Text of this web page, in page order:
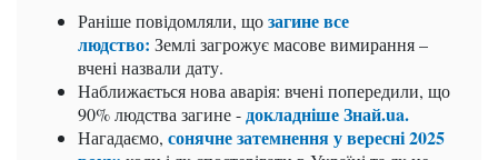
Раніше повідомляли, щозагине все
людство: Землі загрожує масове вимирання –
вчені назвали дату.
Наближається нова аварія: вчені попередили, що
90% людства загине -докладніше Знай.ua.
Нагадаємо, сонячне затемнення у вересні 2025